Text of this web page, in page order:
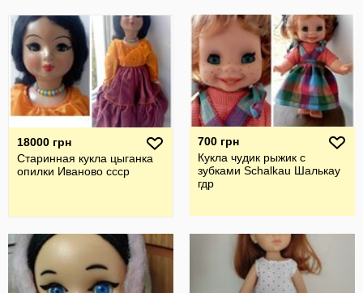
18000 грн
Старинная кукла цыганка
опилки Иваново ссср
700 грн
Кукла чудик рыжик с
зубками Schalkau Шалькау
гдр